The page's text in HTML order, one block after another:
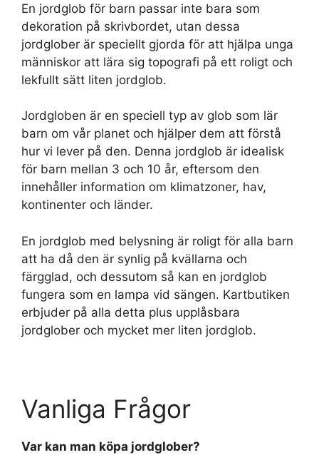
En jordglob för barn passar inte bara som
dekoration på skrivbordet, utan dessa
jordglober är speciellt gjorda för att hjälpa unga
människor att lära sig topografi på ett roligt och
lekfullt sätt liten jordglob.
Jordgloben är en speciell typ av glob som lär
barn om vår planet och hjälper dem att förstå
hur vi lever på den. Denna jordglob är idealisk
för barn mellan 3 och 10 år, eftersom den
innehåller information om klimatzoner, hav,
kontinenter och länder.
En jordglob med belysning är roligt för alla barn
att ha då den är synlig på kvällarna och
färgglad, och dessutom så kan en jordglob
fungera som en lampa vid sängen. Kartbutiken
erbjuder på alla detta plus upplåsbara
jordglober och mycket mer liten jordglob.
Vanliga Frågor
Var kan man köpa jordglober?